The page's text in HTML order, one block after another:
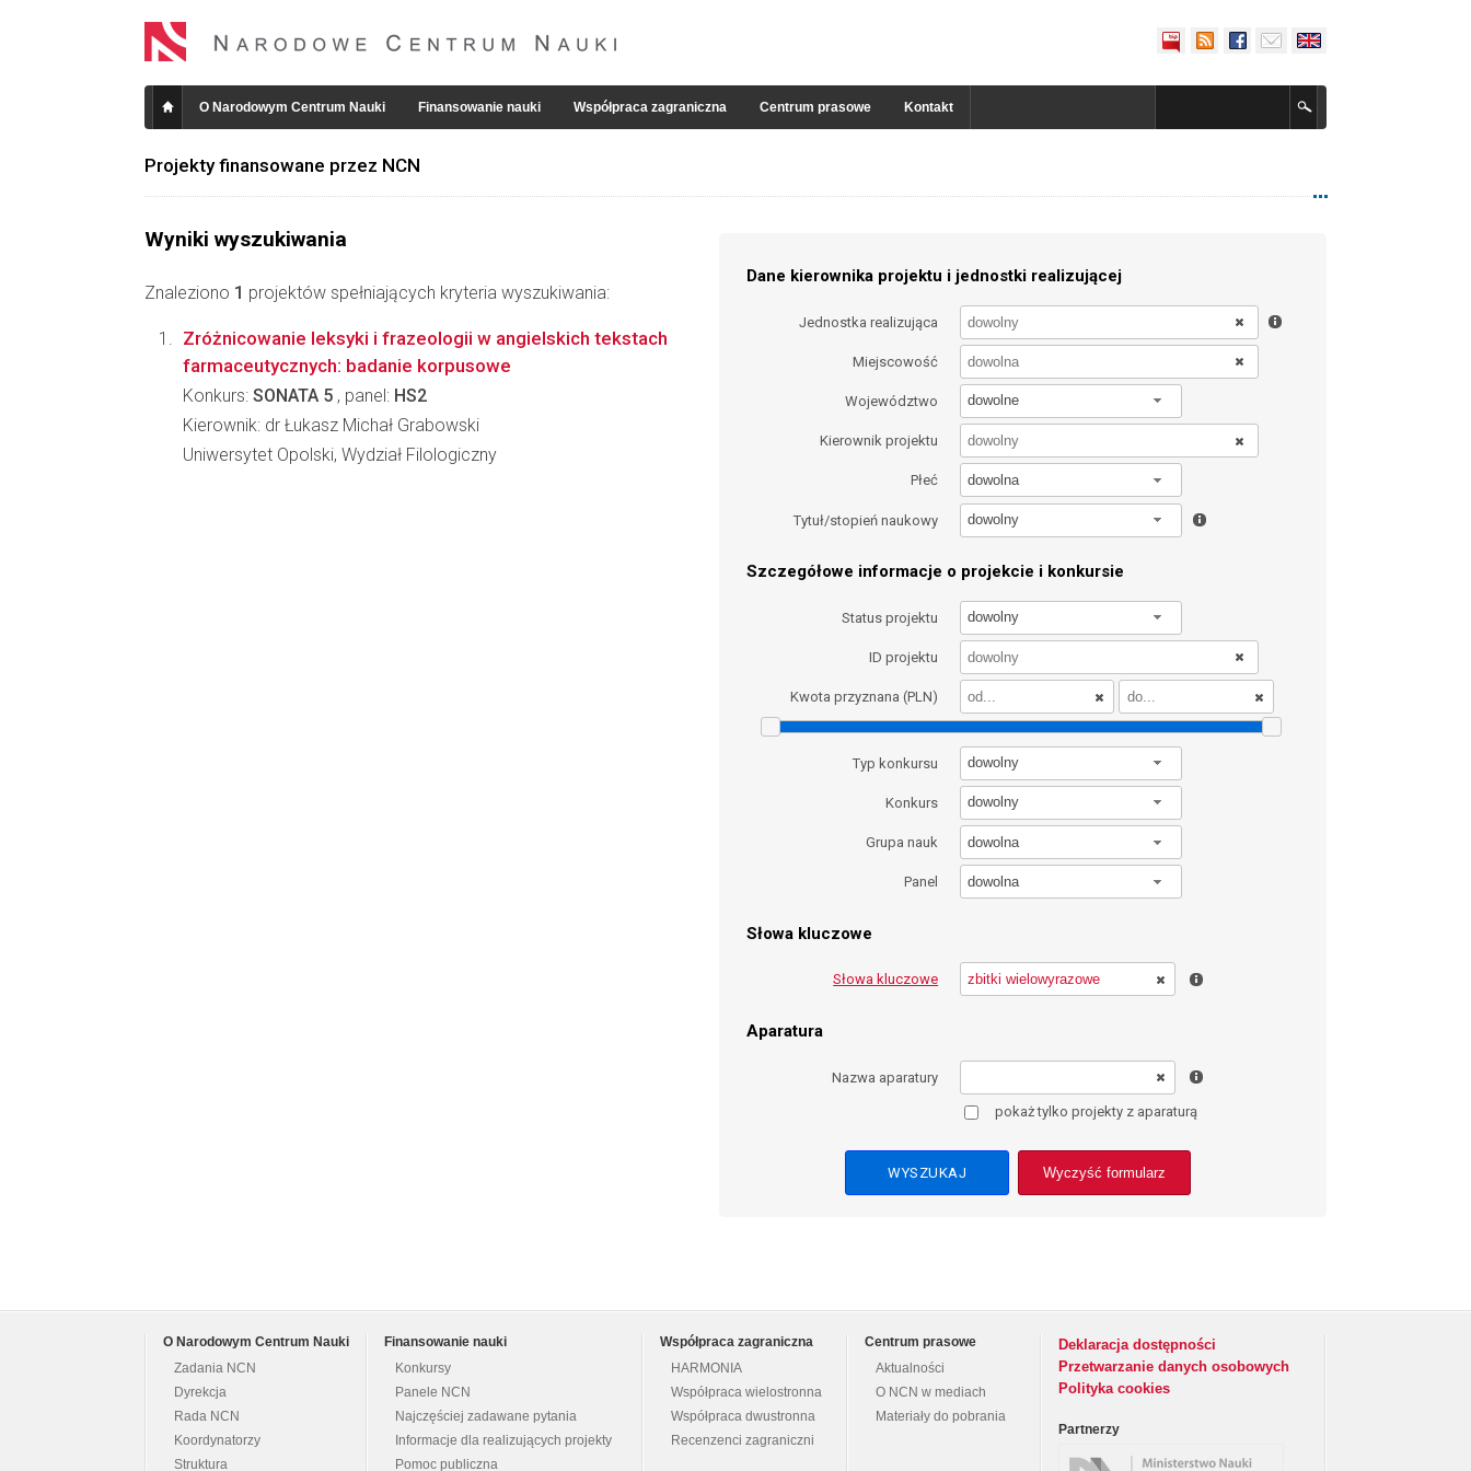
O Narodowym Centrum Nauki Finansowanie nauki Współpraca zagraniczna Centrum prasowe Kontakt
Projekty finansowane przez NCN
Wyniki wyszukiwania
Znaleziono 1 projektów spełniających kryteria wyszukiwania:
Dane kierownika projektu i jednostki realizującej
Jednostka realizująca
Miejscowość
Województwo dowolne
Kierownik projektu
Płeć dowolna
Tytuł/stopień naukowy dowolny
Szczegółowe informacje o projekcie i konkursie
Status projektu dowolny
ID projektu
Kwota przyznana (PLN)
Typ konkursu dowolny
Konkurs dowolny
Grupa nauk dowolna
Panel dowolna
Słowa kluczowe
Słowa kluczowe
Aparatura
Nazwa aparatury
pokaż tylko projekty z aparaturą
Wyczyść formularz
Zróżnicowanie leksyki i frazeologii w angielskich tekstach
farmaceutycznych: badanie korpusowe
Konkurs: SONATA 5 , panel: HS2
Kierownik: dr Łukasz Michał Grabowski
Uniwersytet Opolski, Wydział Filologiczny
O Narodowym Centrum Nauki
Zadania NCN
Dyrekcja
Rada NCN
Koordynatorzy
Struktura
Finansowanie nauki
Konkursy
Panele NCN
Najczęściej zadawane pytania
Informacje dla realizujących projekty
Pomoc publiczna
Współpraca zagraniczna
HARMONIA
Współpraca wielostronna
Współpraca dwustronna
Recenzenci zagraniczni
Centrum prasowe
Aktualności
O NCN w mediach
Materiały do pobrania
Deklaracja dostępności
Przetwarzanie danych osobowych
Polityka cookies
Partnerzy